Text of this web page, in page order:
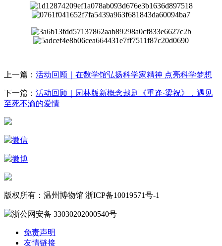
上一篇： 活动回顾｜在数学馆弘扬科学家精神 点亮科学梦想
下一篇： 活动回顾｜园林版新概念越剧《重逢·梁祝》，遇见
至死不渝的爱情
微信
微博
版权所有：温州博物馆 浙ICP备10019571号-1
浙公网安备 33030202000540号
免责声明
友情链接